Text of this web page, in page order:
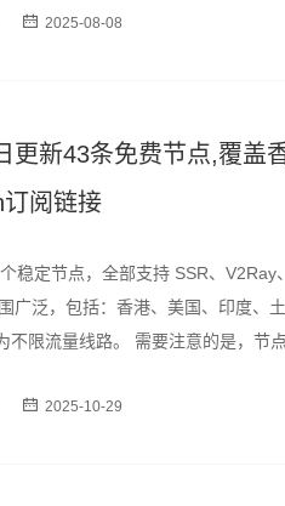
户可通过以下链
2025-08-08
更新43条免费节点,覆盖
阅链接
稳定节点，全部支持 SSR、
广泛，包括：香港、美国、印度、
不限流量线路。 需要注意的是，节
户可通过以下链接
2025-10-29